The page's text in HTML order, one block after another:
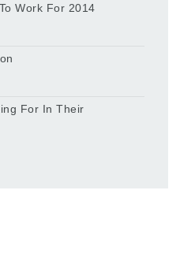
Work For 2014
For In Their